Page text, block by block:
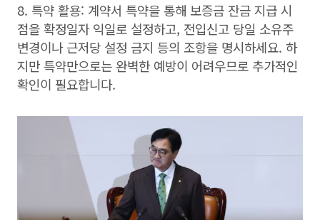
8. 특약 활용: 계약서 특약을 통해 보증금 잔금 지급 시
점을 확정일자 익일로 설정하고, 전입신고 당일 소유주
변경이나 근저당 설정 금지 등의 조항을 명시하세요. 하
지만 특약만으로는 완벽한 예방이 어려우므로 추가적인
확인이 필요합니다.